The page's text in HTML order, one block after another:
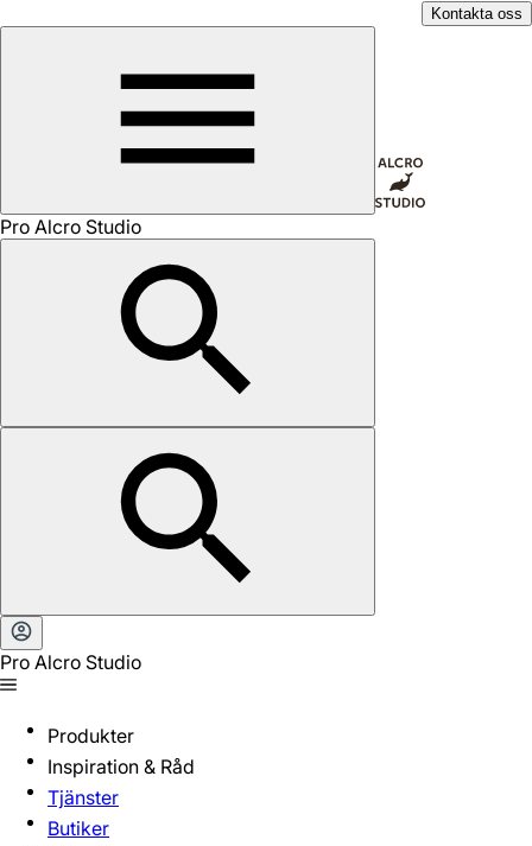
Kontakta oss
Pro Alcro Studio
Pro Alcro Studio
Produkter
Inspiration & Råd
Tjänster
Butiker